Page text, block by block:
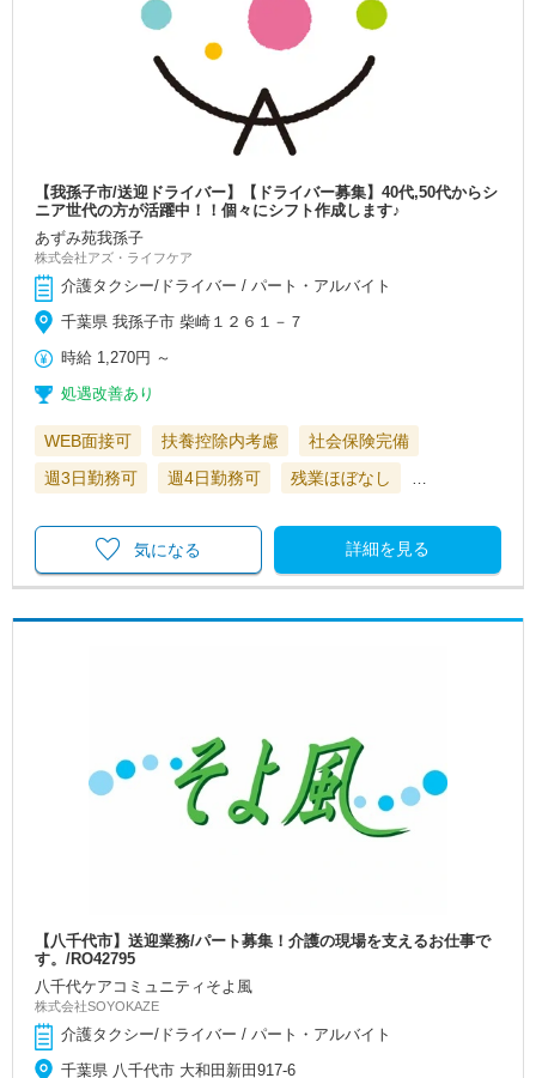
【我孫子市/送迎ドライバー】【ドライバー募集】40代,50代からシ
ニア世代の方が活躍中！！個々にシフト作成します♪
あずみ苑我孫子
株式会社アズ・ライフケア
介護タクシー/ドライバー / パート・アルバイト
千葉県 我孫子市 柴崎１２６１－７
時給 1,270円 ～
処遇改善あり
WEB面接可 扶養控除内考慮
社会保険完備
週3日勤務可
週4日勤務可 残業ほぼなし …
詳細を見る
気になる
【八千代市】送迎業務/パート募集！介護の現場を支えるお仕事で
す。/RO42795
八千代ケアコミュニティそよ風
株式会社SOYOKAZE
介護タクシー/ドライバー / パート・アルバイト
千葉県 八千代市 大和田新田917-6